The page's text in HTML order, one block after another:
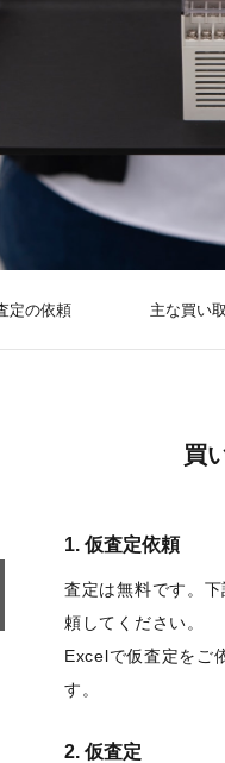
定の依頼 主な買い
買
1. 仮査定依頼
査定は無料です。
頼してください。
Excelで仮査定をご
す。
2. 仮査定